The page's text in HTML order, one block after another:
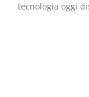
tecnologia oggi